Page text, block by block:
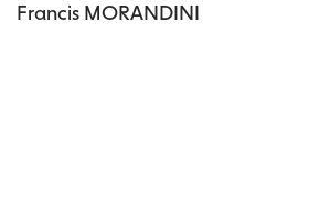
Francis MORANDINI